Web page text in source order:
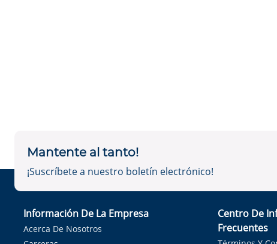
Mantente al tanto!
¡Suscríbete a nuestro boletín electrónico!
Información De La Empresa
Acerca De Nosotros
Centro De
Frecuentes